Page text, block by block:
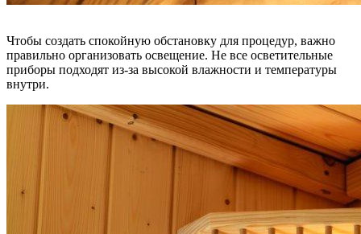
Чтобы создать спокойную обстановку для процедур, важно
правильно организовать освещение. Не все осветительные
приборы подходят из-за высокой влажности и температуры
внутри.